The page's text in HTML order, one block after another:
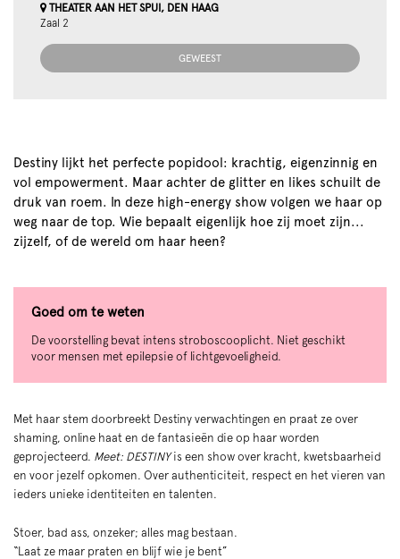
THEATER AAN HET SPUI, DEN HAAG
Zaal 2
GEWEEST
Destiny lijkt het perfecte popidool: krachtig, eigenzinnig en
vol empowerment. Maar achter de glitter en likes schuilt de
druk van roem. In deze high-energy show volgen we haar op
weg naar de top. Wie bepaalt eigenlijk hoe zij moet zijn...
zijzelf, of de wereld om haar heen?
Met haar stem doorbreekt Destiny verwachtingen en praat ze over
shaming, online haat en de fantasieën die op haar worden
geprojecteerd. Meet: DESTINYis een show over kracht, kwetsbaarheid
en voor jezelf opkomen. Over authenticiteit, respect en het vieren van
ieders unieke identiteiten en talenten.
Stoer, bad ass, onzeker; alles mag bestaan.
“Laat ze maar praten en blijf wie je bent”
Goed om te weten
De voorstelling bevat intens stroboscooplicht. Niet geschikt
voor mensen met epilepsie of lichtgevoeligheid.